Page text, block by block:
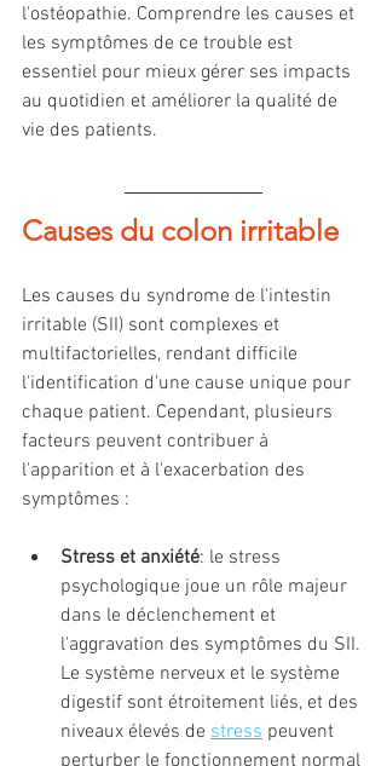
l'ostéopathie. Comprendre les causes et
les symptômes de ce trouble est
essentiel pour mieux gérer ses impacts
au quotidien et améliorer la qualité de
vie des patients.
Causes du colon irritable
Les causes du syndrome de l'intestin
irritable (SII) sont complexes et
multifactorielles, rendant difficile
l'identification d'une cause unique pour
chaque patient. Cependant, plusieurs
facteurs peuvent contribuer à
l'apparition et à l'exacerbation des
symptômes :
Stress et anxiété: le stress
psychologique joue un rôle majeur
dans le déclenchement et
l'aggravation des symptômes du SII.
Le système nerveux et le système
digestif sont étroitement liés, et des
niveaux élevés de stress peuvent